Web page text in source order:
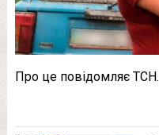
Про це повідомляє ТСН.